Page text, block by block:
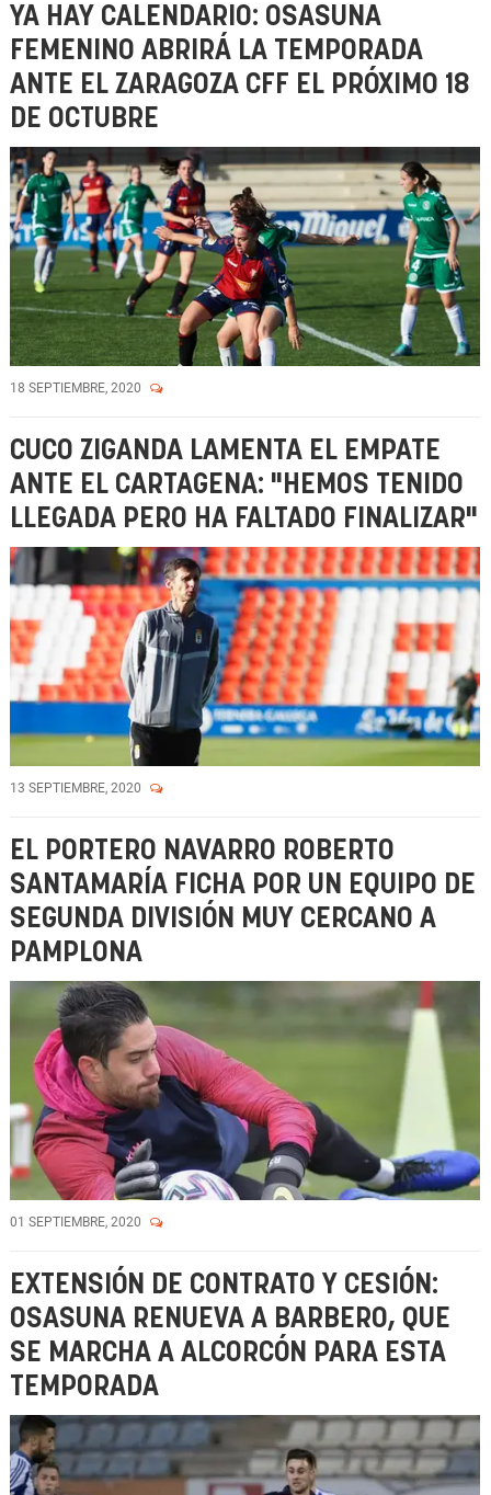
YA HAY CALENDARIO: OSASUNA
FEMENINO ABRIRÁ LA TEMPORADA
ANTE EL ZARAGOZA CFF EL PRÓXIMO 18
DE OCTUBRE
18 SEPTIEMBRE, 2020
CUCO ZIGANDA LAMENTA EL EMPATE
ANTE EL CARTAGENA: "HEMOS TENIDO
LLEGADA PERO HA FALTADO FINALIZAR"
13 SEPTIEMBRE, 2020
EL PORTERO NAVARRO ROBERTO
SANTAMARÍA FICHA POR UN EQUIPO DE
SEGUNDA DIVISIÓN MUY CERCANO A
PAMPLONA
01 SEPTIEMBRE, 2020
EXTENSIÓN DE CONTRATO Y CESIÓN:
OSASUNA RENUEVA A BARBERO, QUE
SE MARCHA A ALCORCÓN PARA ESTA
TEMPORADA